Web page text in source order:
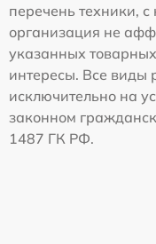
перечень техники,
организация не
указанных
интересы. Все виды
исключительно на
законном
1487 ГК РФ.